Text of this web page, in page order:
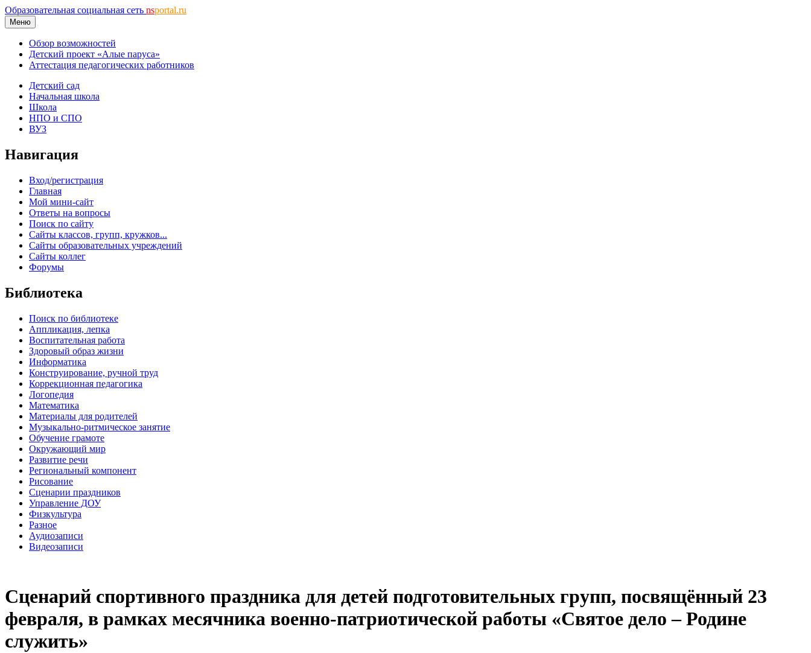
Образовательная социальная сеть nsportal.ru
Меню
Обзор возможностей
Детский проект «Алые паруса»
Аттестация педагогических работников
Детский сад
Начальная школа
Школа
НПО и СПО
ВУЗ
Навигация
Вход/регистрация
Главная
Мой мини-сайт
Ответы на вопросы
Поиск по сайту
Сайты классов, групп, кружков...
Сайты образовательных учреждений
Сайты коллег
Форумы
Библиотека
Поиск по библиотеке
Аппликация, лепка
Воспитательная работа
Здоровый образ жизни
Информатика
Конструирование, ручной труд
Коррекционная педагогика
Логопедия
Математика
Материалы для родителей
Музыкально-ритмическое занятие
Обучение грамоте
Окружающий мир
Развитие речи
Региональный компонент
Рисование
Сценарии праздников
Управление ДОУ
Физкультура
Разное
Аудиозаписи
Видеозаписи
Сценарий спортивного праздника для детей подготовительных групп, посвящённый 23
февраля, в рамках месячника военно-патриотической работы «Святое дело – Родине
служить»